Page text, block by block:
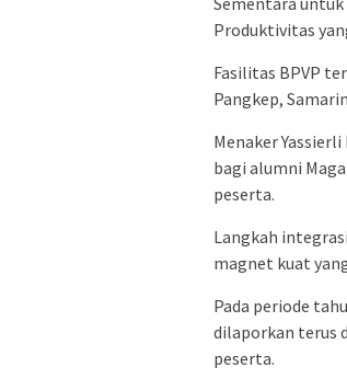
Produktivitas
Fasilitas BPVP
Pangkep,
Menaker
bagi alumni
peserta.
Langkah
magnet kuat
Pada periode
dilaporkan terus
peserta.